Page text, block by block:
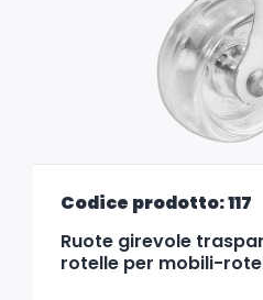
Codice prodotto: 117
Ruote girevole
rotelle per mobili-